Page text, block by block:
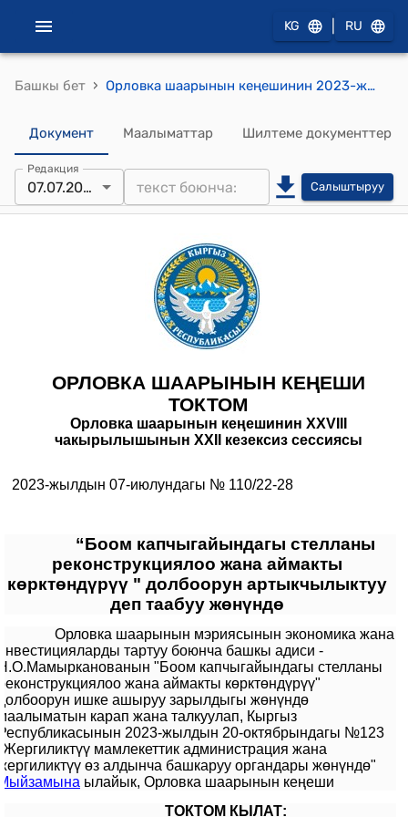
KG RU
Башкы бет › Орловка шаарынын кеңешинин 2023-жылдын 07-июлундагы № 110/22-28 “Боом капчыгайындагы стелланы реконструкциялоо жана аймакты көрктөндүрүү " долбоорун артыкчылыктуу деп таабуу жөнүндө" токтому
Документ Маалыматтар Шилтеме документтер
Редакция
07.07.2023 Салыштыруу